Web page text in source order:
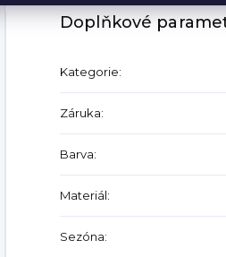
Doplňkové
Kategorie:
Záruka:
Barva:
Materiál:
Sezóna: